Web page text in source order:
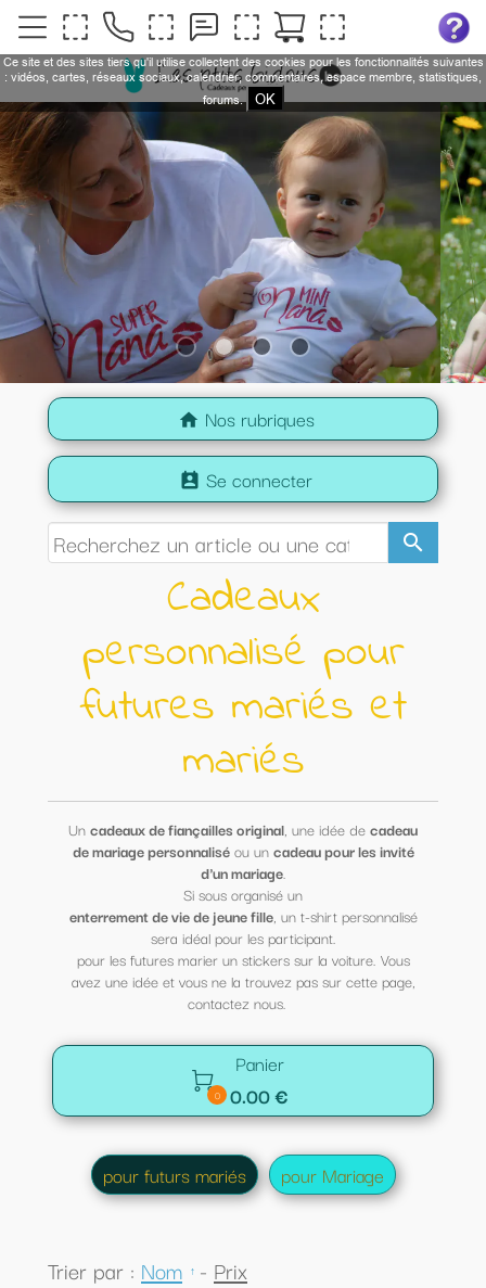
home Nos rubriques
search
perm_contact_calendar Se connecter
Cadeaux
personnalisé pour
futures mariés et
mariés
Uncadeaux de fiançailles original, une idée decadeau
de mariage personnaliséou uncadeau pour les invité
d'un mariage.
Si sous organisé un
enterrement de vie de jeune fille, un t-shirt personnalisé
sera idéal pour les participant.
pour les futures marier un stickers sur la voiture. Vous
avez une idée et vous ne la trouvez pas sur cette page,
contactez nous.

0
Panier
0.00 €
pour futurs mariés pour Mariage
Trier par : Nom - Prix
Ce site et des sites tiers qu'il utilise collectent des cookies pour les fonctionnalités suivantes
: vidéos, cartes, réseaux sociaux, calendrier, commentaires, espace membre, statistiques,
forums.
OK